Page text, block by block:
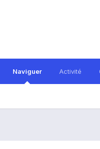
Naviguer Activité